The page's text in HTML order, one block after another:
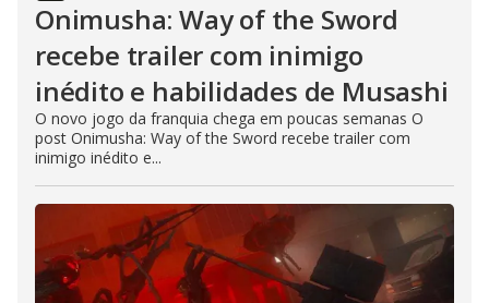
Onimusha: Way of the Sword
recebe trailer com inimigo
inédito e habilidades de Musashi
O novo jogo da franquia chega em poucas semanas O
post Onimusha: Way of the Sword recebe trailer com
inimigo inédito e...